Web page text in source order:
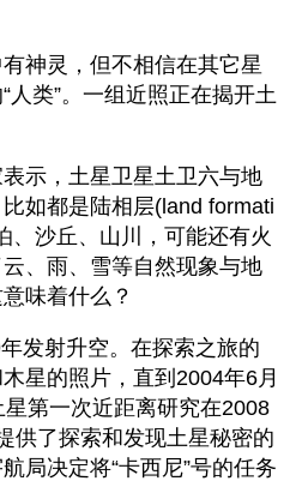
神灵，但不相信在其它星
人类”。一组近照正在揭开土
示，土星卫星土卫六与地
如都是陆相层(land formati
、沙丘、山川，可能还有火
、雨、雪等自然现象与地
味着什么？
发射升空。在探索之旅的
星的照片，直到2004年6月
第一次近距离研究在2008
供了探索和发现土星秘密的
局决定将“卡西尼”号的任务